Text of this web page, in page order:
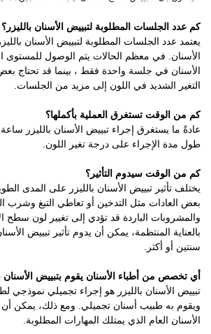
كم عدد الجلسات المطلوبة لتبييض الأسنان بالليزر؟
يعتمد عدد الجلسات المطلوبة لتبييض الأسنان
الأسنان. في معظم الحالات يتم الوصول
الأسنان في جلسة واحدة فقط ، بينما قد تحتاج
التغير الشديد في اللون إلى مزيد من الجلسات.
كم من الوقت تستغرق العملية بأكملها؟
عادةً ما يستغرق إجراء تبييض الأسنان بالليزر
طول مدة الإجراء على درجة تغير اللون.
كم من الوقت سيدوم التأثير؟
يختلف تأثير تبييض الأسنان بالليزر على المدى
بعض العادات مثل التدخين أو تعاطي التبغ وشرب
والمشروبات الباردة قد تؤدي إلى تغيير لون سطح
بالعناية المنتظمة، يمكن أن يدوم تأثير تبييض
سنتين أو أكثر.
أي تخصص من أطباء الأسنان يقوم بتبييض الأسنان
تبييض الأسنان بالليزر هو إجراء تجميلي نموذجي
ويقوم به طبيب أسنان تجميلي. ومع ذلك، يمكن أن
الأسنان العام الذي يمتلك المهارات المطلوبة.